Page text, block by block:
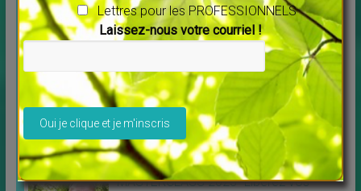
E-LEARNING
Projection vibratoire spirituelle Une
formation unique au monde
↳FORMATIONS EN LIGNE
Projection vibratoire spirituelle Une
formation unique[…]
MASTERCLASS 2023 “Libérez vos
Lettres pour les PROFESSIONNELS
Laissez-nous votre courriel !
Veuillez laisser ce champ vide.